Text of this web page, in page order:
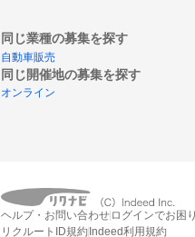
同じ業種の募集を探す
自動車販売
同じ開催地の募集を探す
オンライン
ヘルプ・お問い合わせ ログインでお困
リクルートID規約 Indeed利用規約